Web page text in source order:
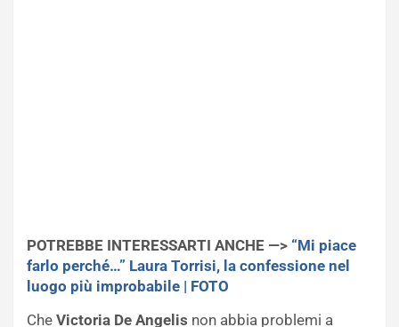
POTREBBE INTERESSARTI ANCHE —> “Mi piace
farlo perché…” Laura Torrisi, la confessione nel
luogo più improbabile | FOTO
Che Victoria De Angelis non abbia problemi a